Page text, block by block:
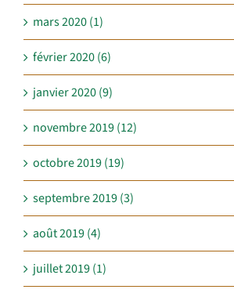
mars 2020 (1)
février 2020 (6)
janvier 2020 (9)
novembre 2019 (12)
octobre 2019 (19)
septembre 2019 (3)
août 2019 (4)
juillet 2019 (1)